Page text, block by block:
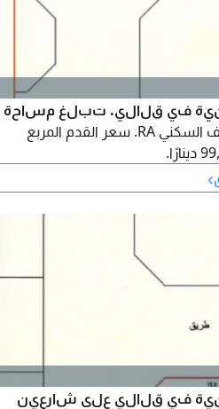
في قلالي. تبلغ مساحة
الأرض 331.9 مترًا مربعًا. التصنيف السكني RA. سعر القدم المربع
›
في قلالي على شارعين